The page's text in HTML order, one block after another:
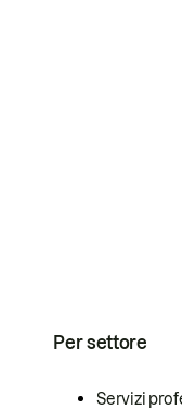
Per settore
Servizi